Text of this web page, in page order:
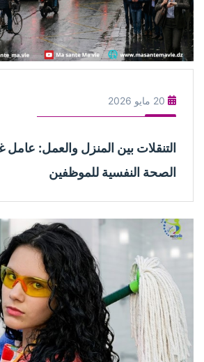
20 مايو 2026
التنقلات بين المنزل والعمل:
الصحة النفسية للموظفين